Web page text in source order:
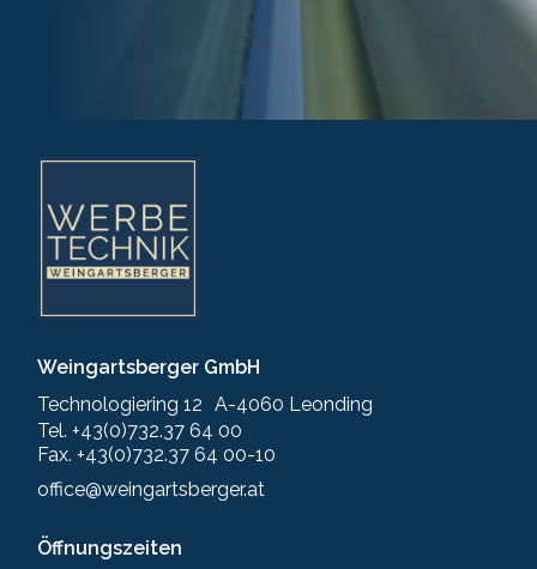
Weingartsberger GmbH
Technologiering 12 A-4060 Leonding
Tel. +43(0)732.37 64 00
Fax. +43(0)732.37 64 00-10
office@weingartsberger.at
Öffnungszeiten